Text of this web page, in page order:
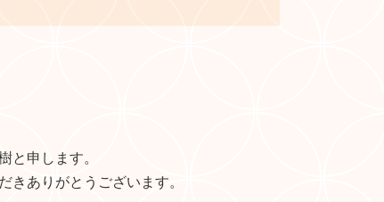
と申します。
きありがとうございます。